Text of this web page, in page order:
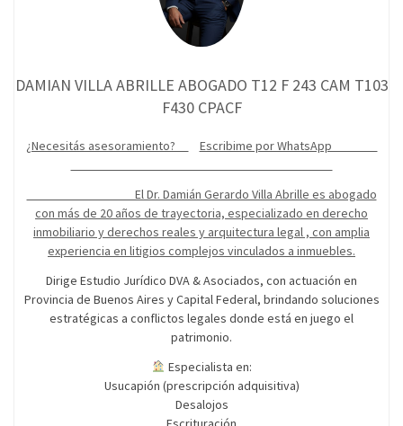
DAMIAN VILLA ABRILLE ABOGADO T12 F 243 CAM T103
F430 CPACF
¿Necesitás asesoramiento? Escribime por WhatsApp
El Dr. Damián Gerardo Villa Abrille es abogado
con más de 20 años de trayectoria, especializado en derecho
inmobiliario y derechos reales y arquitectura legal , con amplia
experiencia en litigios complejos vinculados a inmuebles.
Dirige Estudio Jurídico DVA & Asociados, con actuación en
Provincia de Buenos Aires y Capital Federal, brindando soluciones
estratégicas a conflictos legales donde está en juego el
patrimonio.
Especialista en:
Usucapión (prescripción adquisitiva)
Desalojos